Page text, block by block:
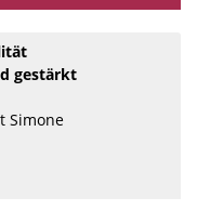
gestärkt
Simone